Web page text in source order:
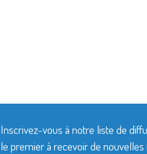
Inscrivez-vous à notre liste de
le premier à recevoir de nouvelles